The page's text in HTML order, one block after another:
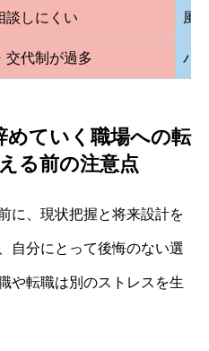
談しにくい 風
交代制が過多 バ
めていく職場への転
る前の注意点
に、現状把握と将来設計を
自分にとって後悔のない選
や転職は別のストレスを生